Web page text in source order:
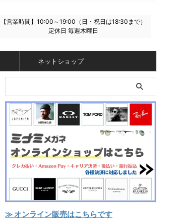
【営業時間】10:00～19:00（日・祝日は18:30まで）
定休日 毎週木曜日
ネットショップ
≫ オンライン販売はこちらです